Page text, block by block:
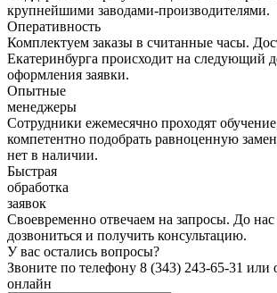
крупнейшими заводами-производителями.
Оперативность
Комплектуем заказы в считанные часы.
Екатеринбурга происходит на следующий
оформления заявки.
Опытные
менеджеры
Сотрудники ежемесячно проходят
компетентно подобрать равноценную
нет в наличии.
Быстрая
обработка
заявок
Своевременно отвечаем на запросы. До
дозвониться и получить консультацию.
У вас остались вопросы?
Звоните по телефону 8 (343) 243-65-31 или
онлайн